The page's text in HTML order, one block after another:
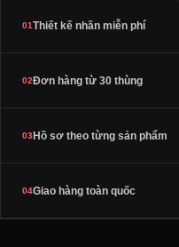
01Thiết kế nhãn miễn phí
02Đơn hàng từ 30 thùng
03Hồ sơ theo từng sản phẩm
04Giao hàng toàn quốc